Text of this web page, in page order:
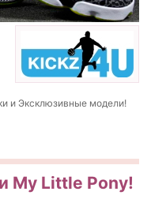
и Эксклюзивные модели!
My Little Pony!